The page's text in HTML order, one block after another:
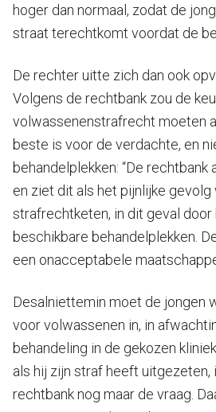
hoger dan normaal, zodat de
straat terechtkomt voordat de
De rechter uitte zich dan ook
Volgens de rechtbank zou de
volwassenenstrafrecht moeten
beste is voor de verdachte, en
behandelplekken: “De
en ziet dit als het pijnlijke
strafrechtketen, in dit geval
beschikbare behandelplekken.
een onacceptabele
Desalniettemin moet de jongen
voor volwassenen in, in
behandeling in de gekozen
als hij zijn straf heeft uitgezeten,
rechtbank nog maar de vraag.